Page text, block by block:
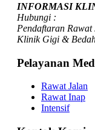
INFORMASI
Hubungi :
Pendaftaran
Klinik Gigi &
Pelayanan
Rawat Jalan
Rawat Inap
Intensif